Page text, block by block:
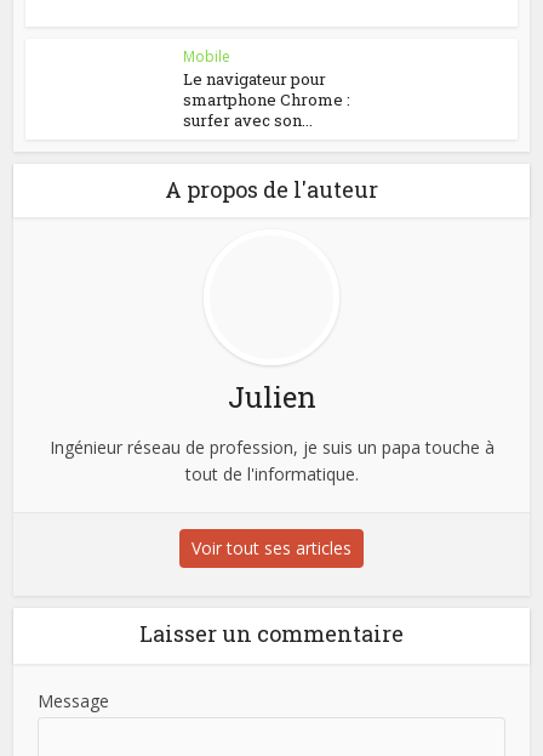
Mobile
Le navigateur pour
smartphone Chrome :
surfer avec son...
A propos de l'auteur
Julien
Ingénieur réseau de profession, je suis un papa touche à
tout de l'informatique.
Voir tout ses articles
Laisser un commentaire
Message